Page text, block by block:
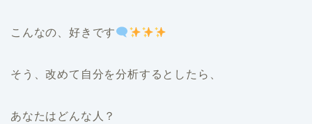
こんなの、好きです
そう、改めて自分を分析するとしたら、
あなたはどんな人？